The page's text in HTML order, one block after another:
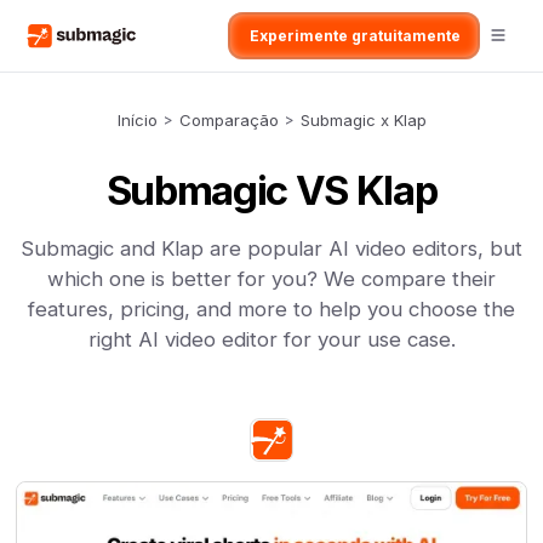
Experimente gratuitamente
Início > Comparação > Submagic x Klap
Submagic VS Klap
Submagic and Klap are popular AI video editors, but
which one is better for you? We compare their
features, pricing, and more to help you choose the
right AI video editor for your use case.